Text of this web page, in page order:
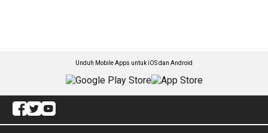
Unduh Mobile Apps untuk iOS dan Android